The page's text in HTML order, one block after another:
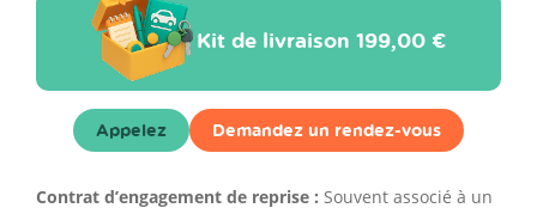
Kit de livraison 199,00 €
Appelez Demandez un rendez-vous
Contrat d’engagement de reprise : Souvent associé à un